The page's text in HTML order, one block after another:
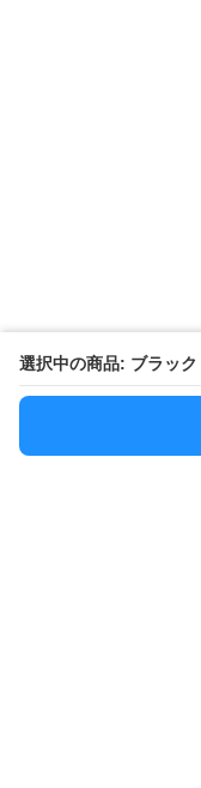
選択中の商品: ブラック